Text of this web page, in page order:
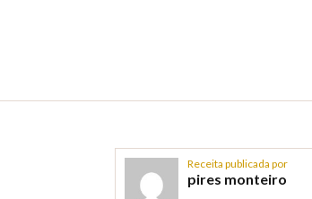
Receita publicada por
pires monteiro